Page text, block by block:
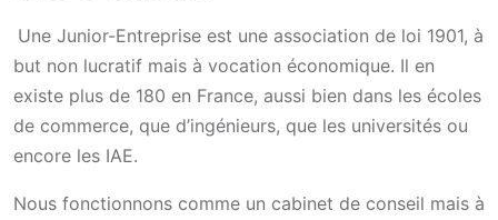
Une Junior-Entreprise est une association de loi 1901, à
but non lucratif mais à vocation économique. Il en
existe plus de 180 en France, aussi bien dans les écoles
de commerce, que d’ingénieurs, que les universités ou
encore les IAE.
Nous fonctionnons comme un cabinet de conseil mais à